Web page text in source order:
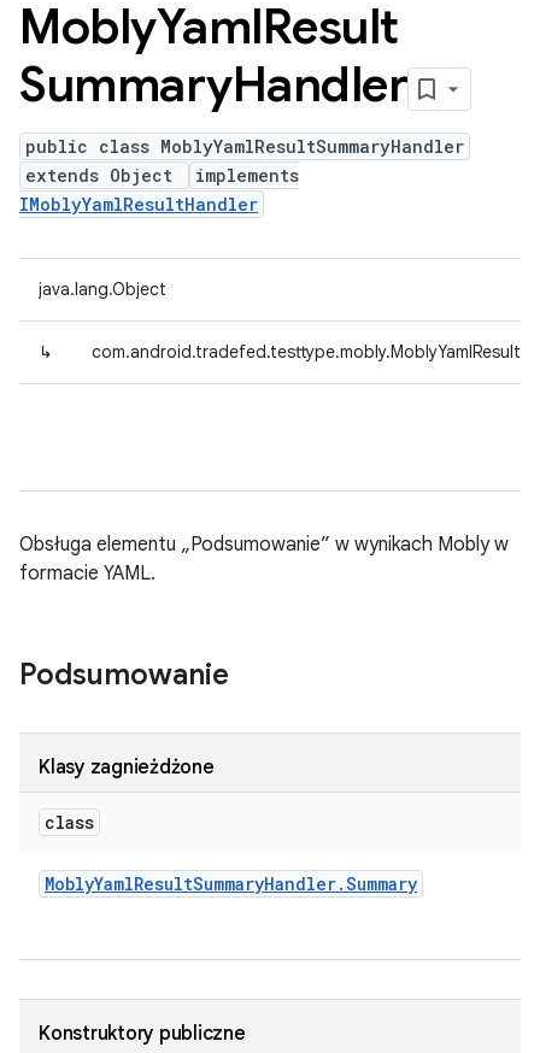
MoblyYamlResult
SummaryHandler
public class MoblyYamlResultSummaryHandler
extends Object
implements
IMoblyYamlResultHandler
java.lang.Object
↳
Obsługa elementu „Podsumowanie” w wynikach Mobly w
formacie YAML.
Podsumowanie
Klasy zagnieżdżone
class
MoblyYamlResultSummaryHandler.Summary
Konstruktory publiczne